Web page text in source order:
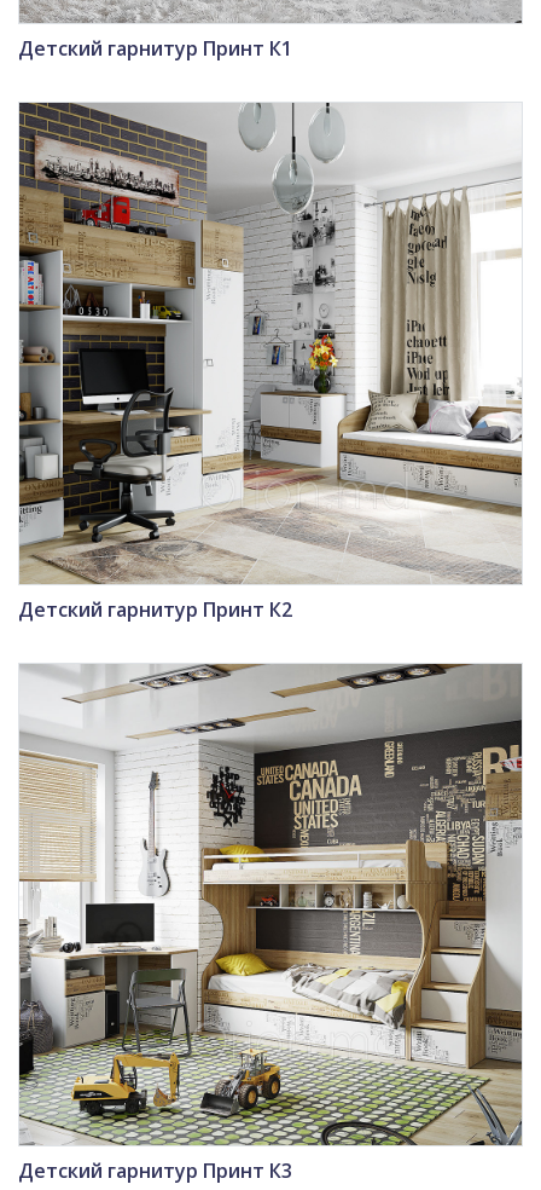
Детский гарнитур Принт К1
Детский гарнитур Принт К2
Детский гарнитур Принт К3